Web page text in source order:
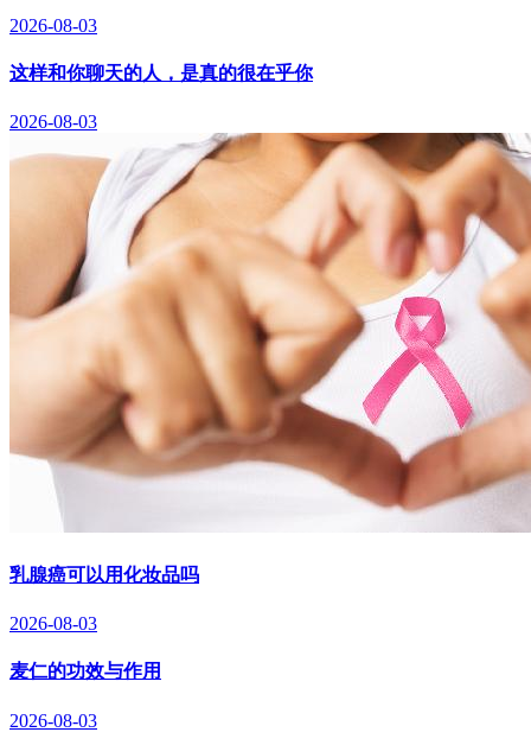
2026-08-03
这样和你聊天的人，是真的很在乎你
2026-08-03
乳腺癌可以用化妆品吗
2026-08-03
麦仁的功效与作用
2026-08-03